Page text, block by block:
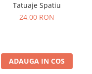
Tatuaje Spatiu
24,00 RON
ADAUGA IN COS